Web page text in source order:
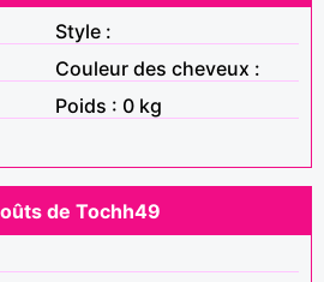
Style :
Couleur des cheveux :
Poids : 0 kg
de Tochh49